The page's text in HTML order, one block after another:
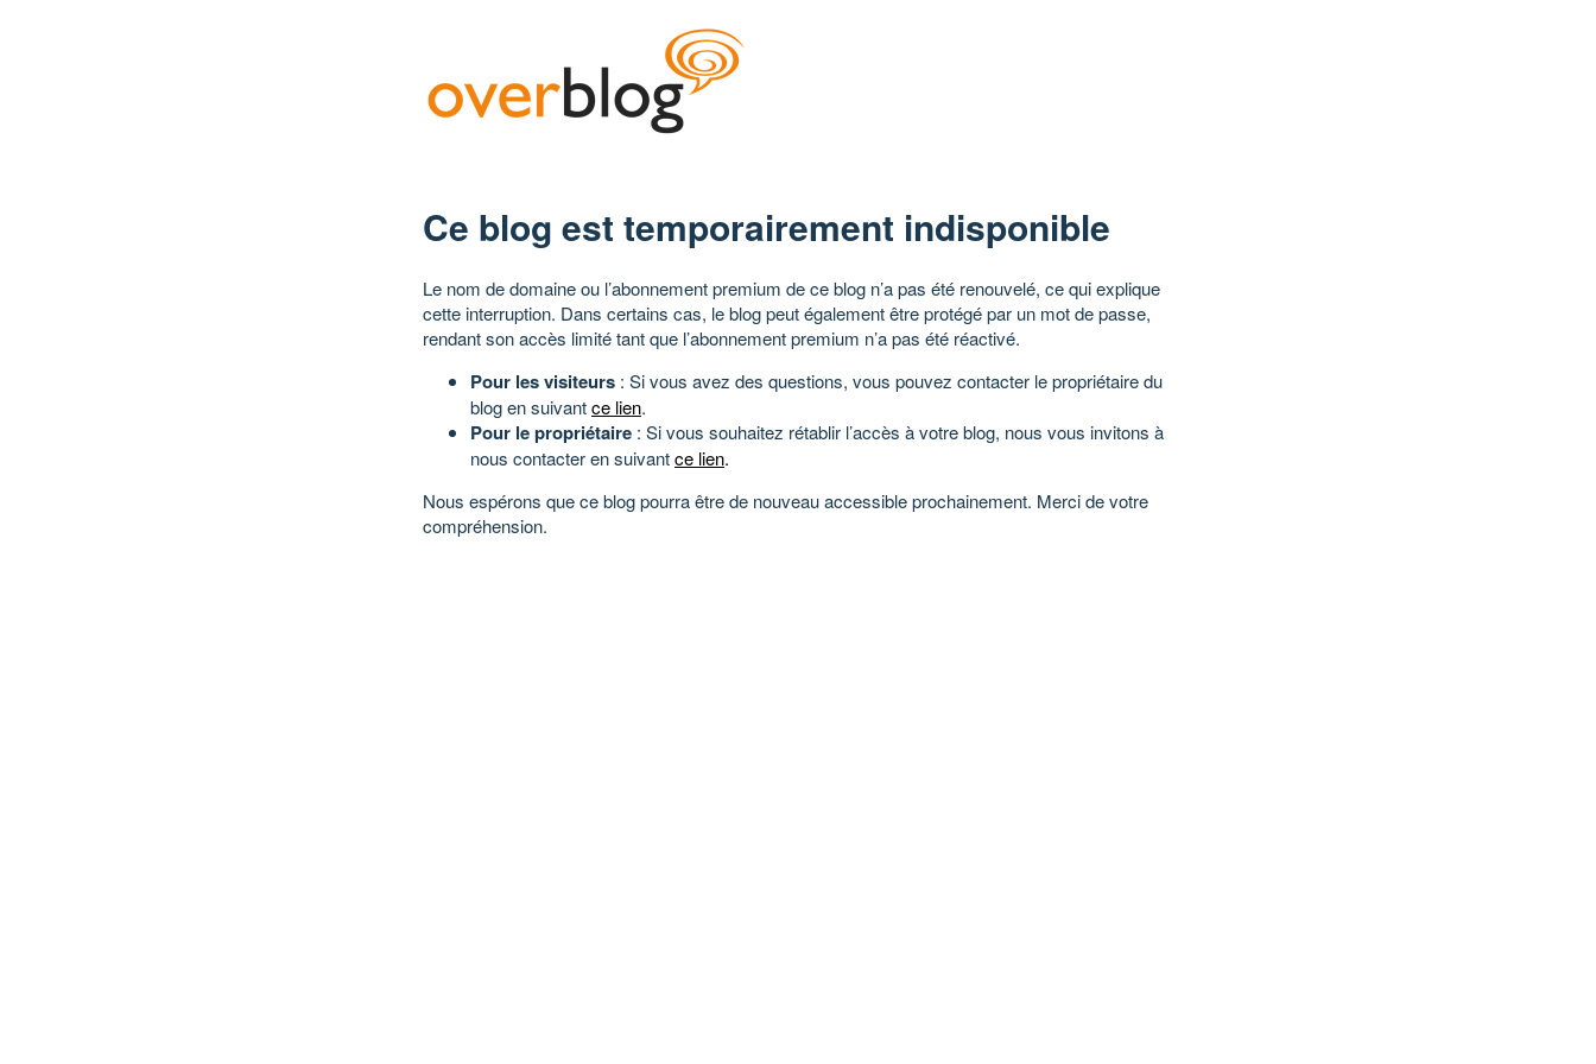
Ce blog est temporairement indisponible
Le nom de domaine ou l’abonnement premium de ce blog n’a pas été renouvelé, ce qui explique
cette interruption. Dans certains cas, le blog peut également être protégé par un mot de passe,
rendant son accès limité tant que l’abonnement premium n’a pas été réactivé.
Pour les visiteurs : Si vous avez des questions, vous pouvez contacter le propriétaire du
blog en suivantce lien.
Pour le propriétaire : Si vous souhaitez rétablir l’accès à votre blog, nous vous invitons à
nous contacter en suivantce lien.
Nous espérons que ce blog pourra être de nouveau accessible prochainement. Merci de votre
compréhension.